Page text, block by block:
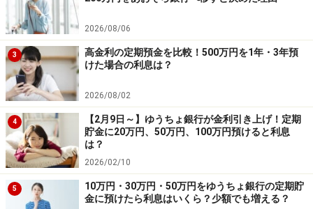
※個人客が対象。
⑦ソニー銀行
商品名：円定期預金
金利：1.10％
預入期間：1年
預入金額：1000円以上（1円単位）
※「円定期特別金利」が適用された金利。新規預け入れ
と、期間中に満期を迎え自動継続となる円定期預金が対
2026/08/06
3
高金利の定期預金を比較！500万円を1年・3年預
けた場合の利息は？
2026/08/02
4
【2月9日～】ゆうちょ銀行が金利引き上げ！定期
貯金に20万円、50万円、100万円預けると利息
は？
2026/02/10
5
10万円・30万円・50万円をゆうちょ銀行の定期貯
金に預けたら利息はいくら？少額でも増える？